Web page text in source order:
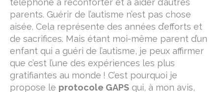
téléphone à réconforter et à aider d’autres
parents. Guérir de l’autisme n’est pas chose
aisée. Cela représente des années d’efforts et
de sacrifices. Mais étant moi-même parent d’un
enfant qui a guéri de l’autisme, je peux affirmer
que c’est l’une des expériences les plus
gratifiantes au monde ! C’est pourquoi je
propose le protocole GAPS qui, à mon avis,